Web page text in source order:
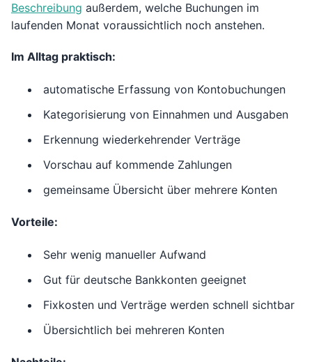
Beschreibung außerdem, welche Buchungen im
laufenden Monat voraussichtlich noch anstehen.
Im Alltag praktisch:
automatische Erfassung von Kontobuchungen
Kategorisierung von Einnahmen und Ausgaben
Erkennung wiederkehrender Verträge
Vorschau auf kommende Zahlungen
gemeinsame Übersicht über mehrere Konten
Vorteile:
Sehr wenig manueller Aufwand
Gut für deutsche Bankkonten geeignet
Fixkosten und Verträge werden schnell sichtbar
Übersichtlich bei mehreren Konten